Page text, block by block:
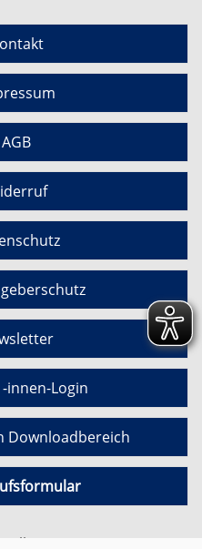
AGB
innen-Login
Downloadbereich